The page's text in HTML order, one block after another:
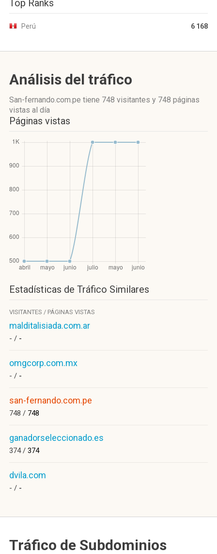
Top Ranks
Perú 6 168
Análisis del tráfico
San-fernando.com.pe tiene 748 visitantes y 748 páginas
vistas al día
Páginas vistas
Estadísticas de Tráfico Similares
VISITANTES / PÁGINAS VISTAS
malditalisiada.com.ar
- / -
omgcorp.com.mx
- / -
san-fernando.com.pe
748 / 748
ganadorseleccionado.es
374 / 374
dvila.com
- / -
Tráfico de Subdominios